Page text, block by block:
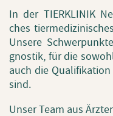
In der TIER­KLI­NIK
ches
Un­se­re
gnos­tik, für die
auch die
sind.
Unser Team aus